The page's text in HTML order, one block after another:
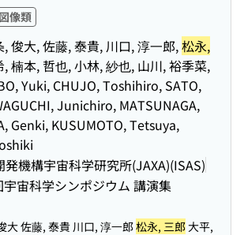
像類
俊大, 佐藤, 泰貴, 川口, 淳⼀郎,松永,
, 楠本, 哲也, 小林, 紗也, 山川, 裕季菜,
Yuki, CHUJO, Toshihiro, SATO,
Junichiro, MATSUNAGA,
Genki, KUSUMOTO, Tetsuya,
機構宇宙科学研究所(JAXA)(ISAS)
宙科学シンポジウム 講演集
大 佐藤, 泰貴 川口, 淳⼀郎松永, 三郎 大平,